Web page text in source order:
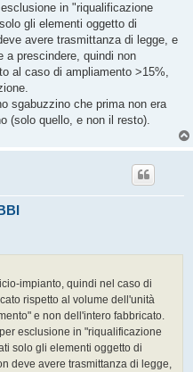
in "riqualificazione
gli elementi oggetto di
avere trasmittanza di legge, e
prescindere, quindi non
al caso di ampliamento >15%,
sgabuzzino che prima non era
(solo quello, e non il resto).
impianto, quindi nel caso di
rispetto al volume dell'unità
e non dell'intero fabbricato.
esclusione in "riqualificazione
solo gli elementi oggetto di
deve avere trasmittanza di legge,